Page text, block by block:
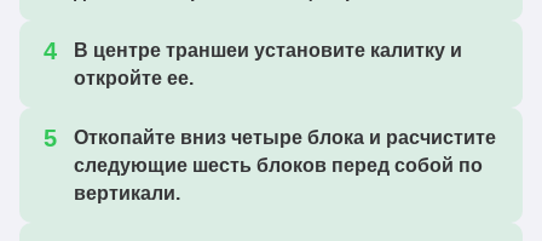
В центре траншеи установите калитку и
откройте ее.
Откопайте вниз четыре блока и расчистите
следующие шесть блоков перед собой по
вертикали.